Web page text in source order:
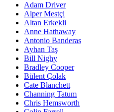
Adam Driver
Alper Mestçi
Altan Erkekli
Anne Hathaway
Antonio Banderas
Ayhan Taş
Bill Nighy
Bradley Cooper
Bülent Çolak
Cate Blanchett
Channing Tatum
Chris Hemsworth